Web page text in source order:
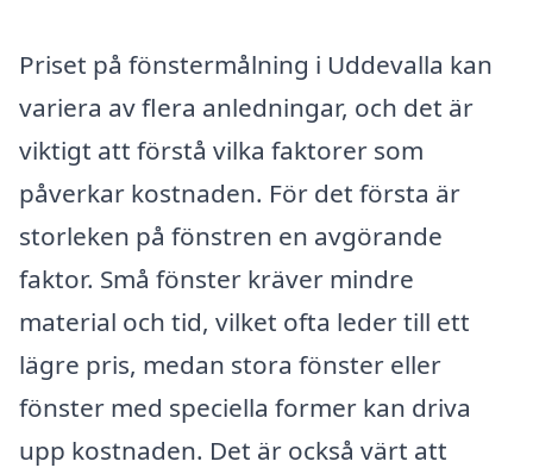
Priset på fönstermålning i Uddevalla kan
variera av flera anledningar, och det är
viktigt att förstå vilka faktorer som
påverkar kostnaden. För det första är
storleken på fönstren en avgörande
faktor. Små fönster kräver mindre
material och tid, vilket ofta leder till ett
lägre pris, medan stora fönster eller
fönster med speciella former kan driva
upp kostnaden. Det är också värt att